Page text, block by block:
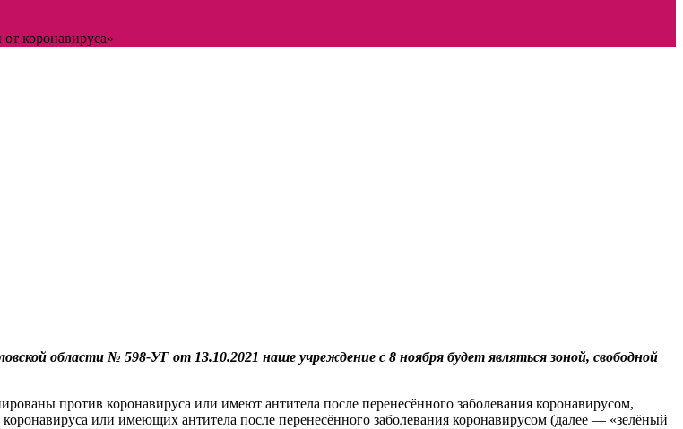
коронавируса»
области № 598‑УГ от 13.10.2021 наше учреждение с 8 ноября будет являться зоной, свободной
против коронавируса или имеют антитела после перенесённого заболевания коронавирусом,
или имеющих антитела после перенесённого заболевания коронавирусом (далее — «зелёный